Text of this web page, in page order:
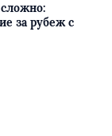
за рубеж с